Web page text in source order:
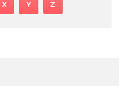
X Y Z